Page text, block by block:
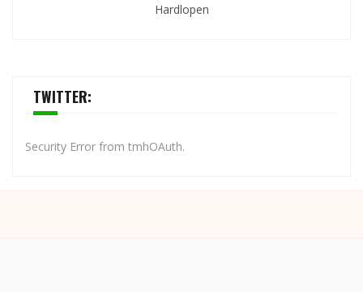
Hardlopen
TWITTER:
Security Error from tmhOAuth.